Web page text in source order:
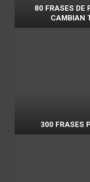
80 FRASES DE
CAMBIAN
300 FRASES